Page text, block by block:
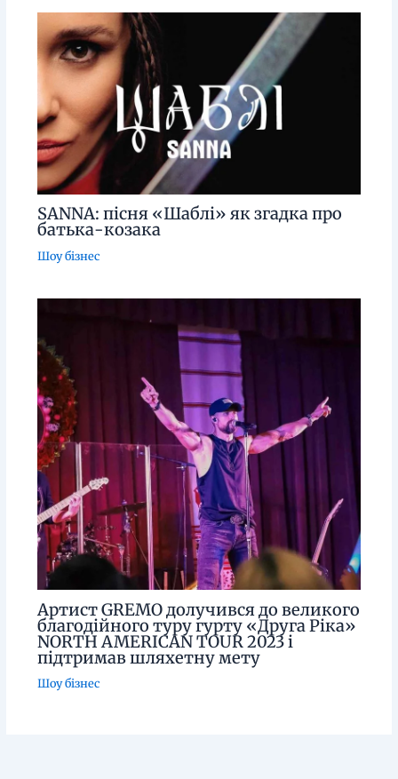
SANNA: пісня «Шаблі» як згадка про
батька-козака
Шоу бізнес
Артист GREMO долучився до великого
благодійного туру гурту «Друга Ріка»
NORTH AMERICAN TOUR 2023 і
підтримав шляхетну мету
Шоу бізнес